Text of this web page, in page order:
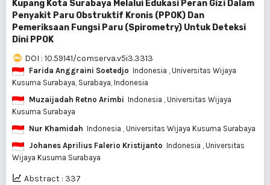
Kupang Kota Surabaya Melalui Edukasi Peran Gizi Dalam
Penyakit Paru Obstruktif Kronis (PPOK) Dan
Pemeriksaan Fungsi Paru (Spirometry) Untuk Deteksi
Dini PPOK
DOI : 10.59141/comserva.v5i3.3313
Farida Anggraini Soetedjo Indonesia , Universitas Wijaya
Kusuma Surabaya, Surabaya, Indonesia
Muzaijadah Retno Arimbi Indonesia , Universitas Wijaya
Kusuma Surabaya
Nur Khamidah Indonesia , Universitas Wijaya Kusuma Surabaya
Johanes Aprilius Falerio Kristijanto Indonesia , Universitas
Wijaya Kusuma Surabaya
Abstract : 337